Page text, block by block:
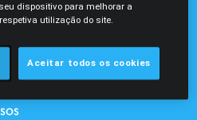
dispositivo para melhorar a
utilização do site.
Aceitar todos os cookies